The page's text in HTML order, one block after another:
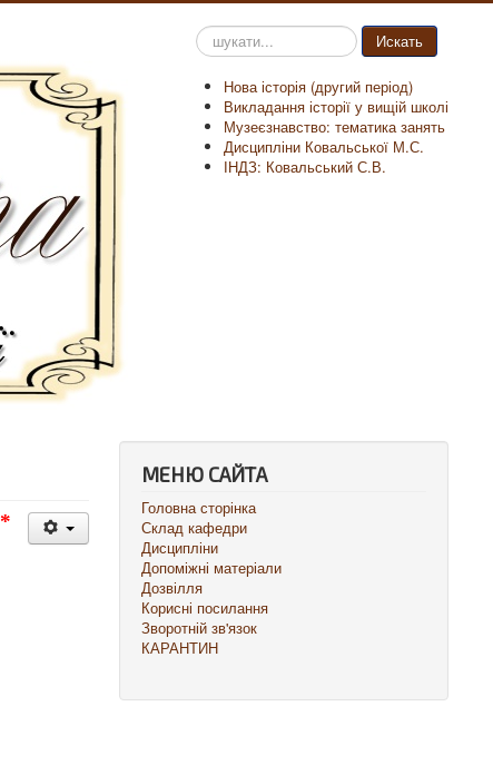
Пошук
на
Искать
Нова історія (другий період)
Викладання історії у вищій школі
Музеєзнавство: тематика занять
Дисципліни Ковальської М.С.
ІНДЗ: Ковальський С.В.
*
МЕНЮ САЙТА
Головна сторінка
Склад кафедри
Дисципліни
Допоміжні матеріали
Дозвілля
Корисні посилання
Зворотній зв'язок
КАРАНТИН